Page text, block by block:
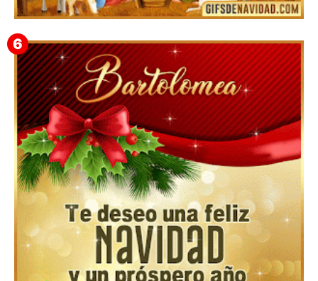
Feliz Navidad y próspero Año Nuevo Gladis